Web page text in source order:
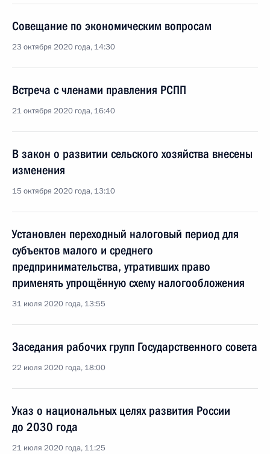
Совещание по экономическим вопросам
23 октября 2020 года, 14:30
Встреча с членами правления РСПП
21 октября 2020 года, 16:40
В закон о развитии сельского хозяйства внесены
изменения
15 октября 2020 года, 13:10
Установлен переходный налоговый период для
субъектов малого и среднего
предпринимательства, утративших право
применять упрощённую схему налогообложения
31 июля 2020 года, 13:55
Заседания рабочих групп Государственного совета
22 июля 2020 года, 18:00
Указ о национальных целях развития России
до 2030 года
21 июля 2020 года, 11:25